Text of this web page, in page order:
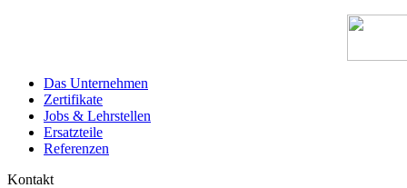
Das Unternehmen
Zertifikate
Jobs & Lehrstellen
Ersatzteile
Referenzen
Kontakt